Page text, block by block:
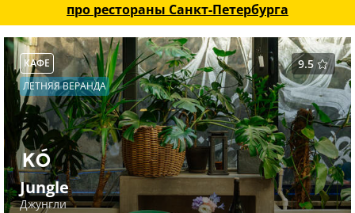
про рестораны Санкт-Петербурга
9.5
КАФЕ
ЛЕТНЯЯ ВЕРАНДА
Jungle
Джунгли